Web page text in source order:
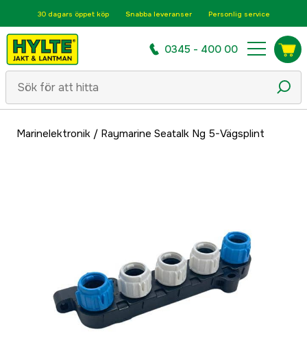
30 dagars öppet köp Snabba leveranser Personlig service
0345 - 400 00
Marinelektronik / Raymarine Seatalk Ng 5-Vägsplint